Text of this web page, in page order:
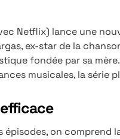
Netflix) lance une
ex-star de la
fondée par sa
musicales, la série
épisodes, on